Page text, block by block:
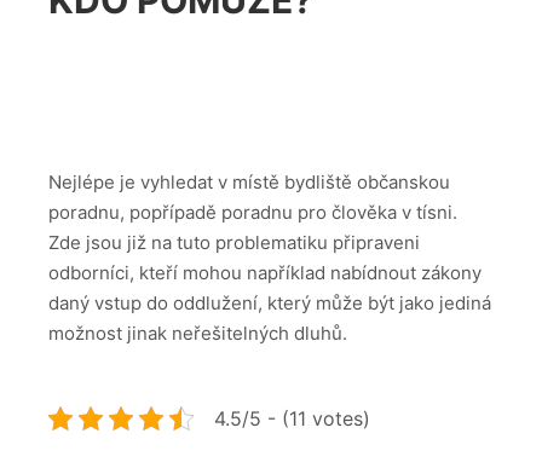
Nejlépe je vyhledat v místě bydliště občanskou
poradnu, popřípadě poradnu pro člověka v tísni.
Zde jsou již na tuto problematiku připraveni
odborníci, kteří mohou například nabídnout zákony
daný vstup do oddlužení, který může být jako jediná
možnost jinak neřešitelných dluhů.
4.5/5 - (11 votes)